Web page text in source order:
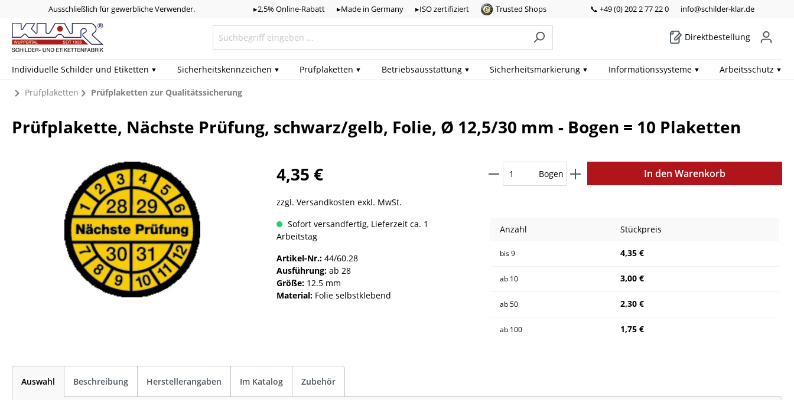
Ausschließlich für gewerbliche Verwender. ▸2,5% Online-Rabatt ▸Made in Germany ▸ISO zertifiziert Trusted Shops 📞 +49 (0) 202 2 77 22 0 info@schilder-klar.de
Direktbestellung
Individuelle Schilder und Etiketten Sicherheits­kennzeichen Prüf­plaketten Betriebs­ausstattung Sicherheits­markierung Informations­systeme Arbeits­schutz
Prüfplaketten Prüfplaketten zur Qualitätssicherung
Prüfplakette, Nächste Prüfung, schwarz/gelb, Folie, Ø 12,5/30 mm - Bogen = 10 Plaketten
4,35 €
zzgl. Versandkosten exkl. MwSt.
Bogen In den Warenkorb
Sofort versandfertig, Lieferzeit ca. 1
Arbeitstag
Artikel-Nr.: 44/60.28
Ausführung: ab 28
Größe: 12.5 mm
Material: Folie selbstklebend
Anzahl Stückpreis
bis9 4,35 €
ab 10 3,00 €
ab50 2,30 €
ab 100 1,75 €
Auswahl Beschreibung Herstellerangaben Im Katalog Zubehör